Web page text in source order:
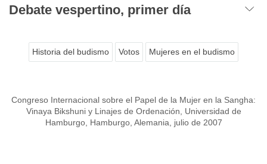
Debate vespertino, primer día
Historia del budismo Votos Mujeres en el budismo
Congreso Internacional sobre el Papel de la Mujer en la Sangha:
Vinaya Bikshuni y Linajes de Ordenación, Universidad de
Hamburgo, Hamburgo, Alemania, julio de 2007